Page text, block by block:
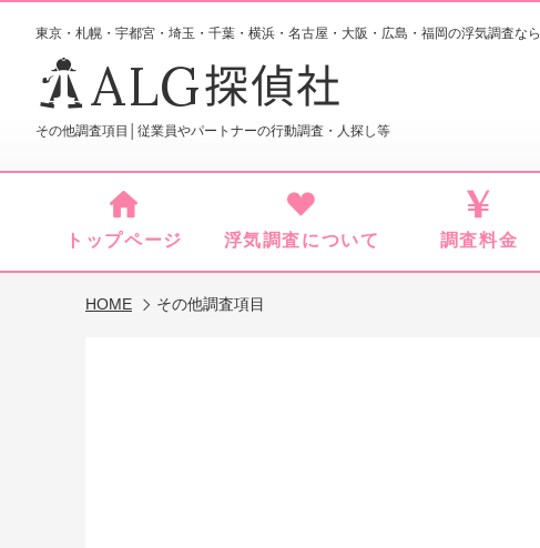
その他調査項目│従業員やパートナーの行動調査・人探し等
東京・札幌・宇都宮・埼玉・千葉・横浜・名古屋・大阪・広島・福岡の浮気調査なら
ALG探偵社
トップページ 浮気調査について 調査料金
HOME その他調査項目